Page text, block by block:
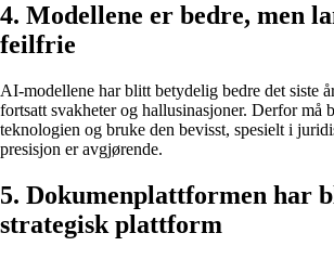
4. Modellene er bedre, men
feilfrie
AI-modellene har blitt betydelig bedre det siste
fortsatt svakheter og hallusinasjoner. Derfor må
teknologien og bruke den bevisst, spesielt i
presisjon er avgjørende.
5. Dokumenplattformen har
strategisk plattform